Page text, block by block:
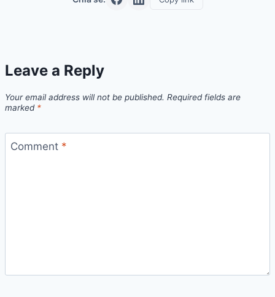
Leave a Reply
Your email address will not be published. Required fields are
marked *
Comment *